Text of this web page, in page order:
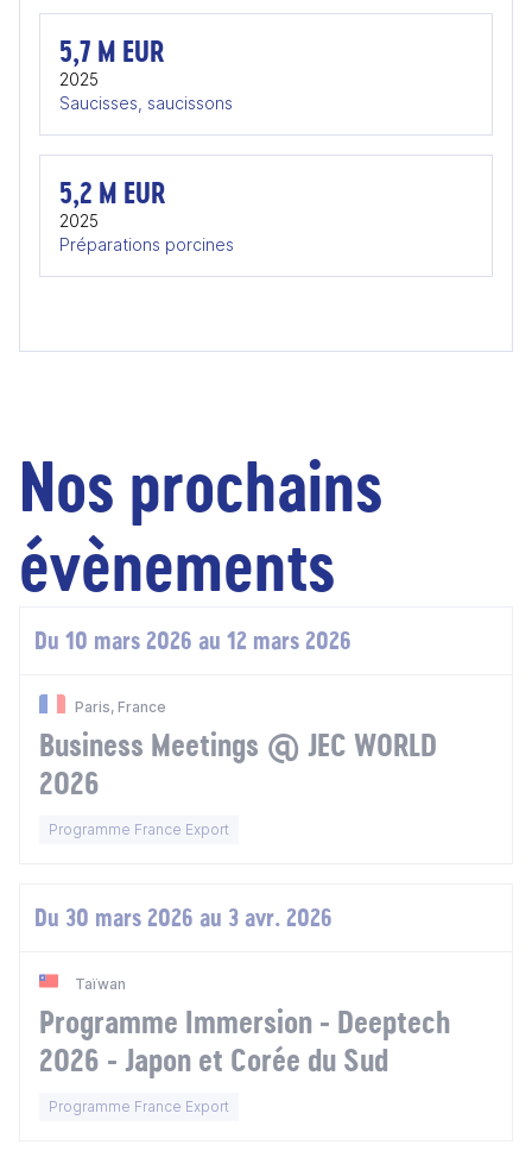
5,7 M EUR
2025
Saucisses, saucissons
5,2 M EUR
2025
Préparations porcines
Nos prochains
évènements
Du 10 mars 2026 au 12 mars 2026
Paris, France
Business Meetings @ JEC WORLD
2026
Programme France Export
Du 30 mars 2026 au 3 avr. 2026
Taïwan
Programme Immersion - Deeptech
2026 - Japon et Corée du Sud
Programme France Export